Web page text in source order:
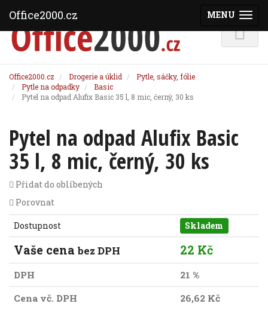
Office2000.cz Drogerie a úklid
Pytle, sáčky, fólie
Pytle na odpadky
Basic
Pytel na odpad Alufix Basic 35 l, 8 mic, černý, 30 ks
Pytel na odpad Alufix Basic
35 l, 8 mic, černý, 30 ks
Přidat do oblíbených
Porovnat
Dostupnost Skladem
Vaše cena bez DPH 22 Kč
DPH
21 %
Cena vč. DPH
26,62 Kč
MENU
Office2000.cz